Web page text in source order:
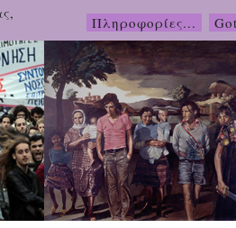
Πληροφορίες...